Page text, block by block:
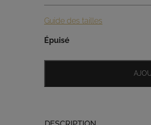
Guide des tailles
Épuisé